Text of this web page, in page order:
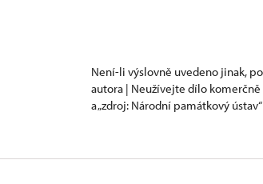
Není-li výslovně uvedeno jinak,
autora | Neužívejte dílo komerčně
a „zdroj: Národní památkový ústav“